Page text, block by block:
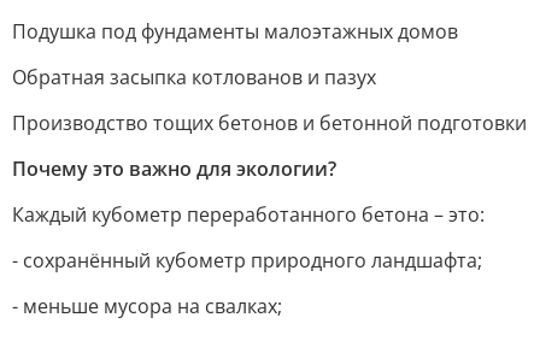
Подушка под фундаменты малоэтажных домов
Обратная засыпка котлованов и пазух
Производство тощих бетонов и бетонной подготовки
Почему это важно для экологии?
Каждый кубометр переработанного бетона – это:
- сохранённый кубометр природного ландшафта;
- меньше мусора на свалках;